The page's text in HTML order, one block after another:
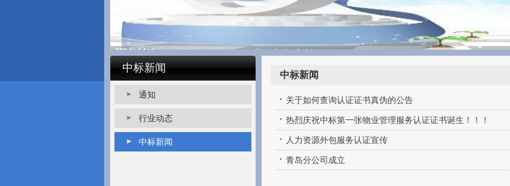
中标新闻
通知
行业动态
中标新闻
中标新闻
关于如何查询认证证书真伪的公告
热烈庆祝中标第一张物业管理服务认证证书诞生！！！
人力资源外包服务认证宣传
青岛分公司成立